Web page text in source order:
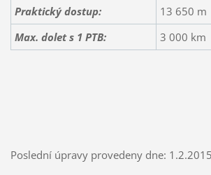
Praktický dostup:
13 650 m
Max. dolet s 1 PTB:
3 000 km
Poslední úpravy provedeny dne: 1.2.2015